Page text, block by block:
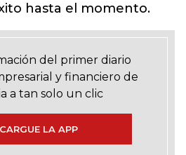
hasta el momento.
del primer diario
y financiero de
a tan solo un clic
LA APP